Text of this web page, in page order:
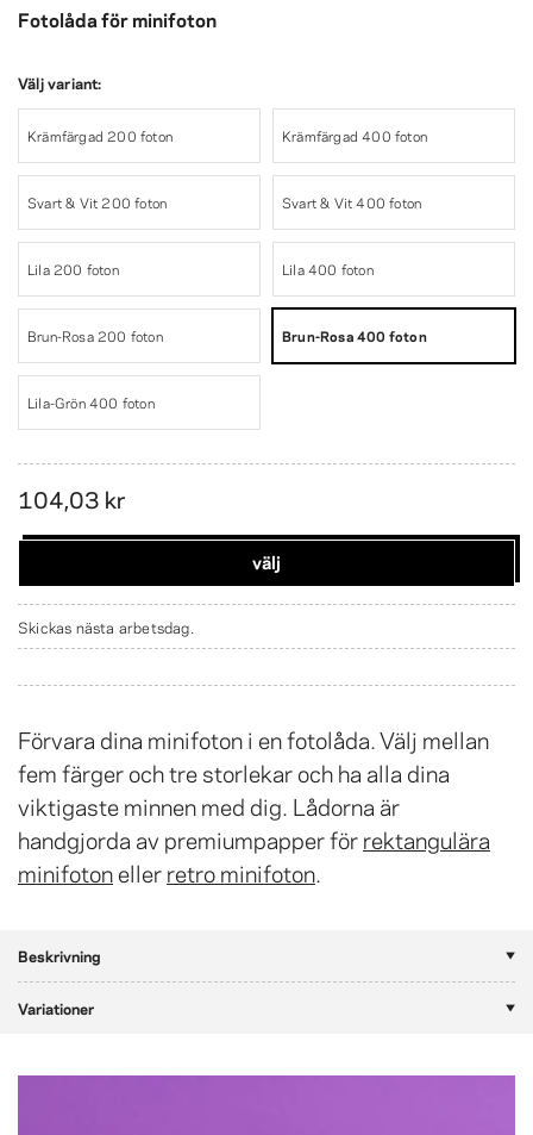
Fotolåda för minifoton
Förvara dina minifoton i en fotolåda. Välj mellan
fem färger och tre storlekar och ha alla dina
viktigaste minnen med dig. Lådorna är
handgjorda av premiumpapper förrektangulära
minifotonellerretro minifoton.
Välj variant:
Krämfärgad 200 foton Krämfärgad 400 foton
Svart & Vit 200 foton Svart & Vit 400 foton
Lila 200 foton Lila 400 foton
Brun-Rosa 200 foton Brun-Rosa 400 foton
Lila-Grön 400 foton
104,03 kr
välj
Skickas nästa arbetsdag.
Beskrivning
Variationer